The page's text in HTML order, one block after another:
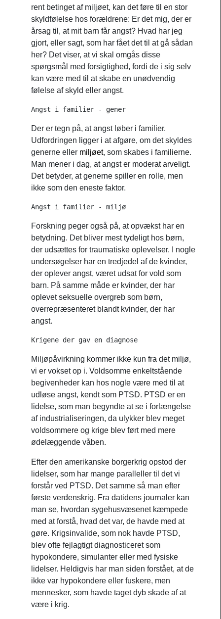
rent betinget af miljøet, kan det føre til en stor
skyldfølelse hos forældrene: Er det mig, der er
årsag til, at mit barn får angst? Hvad har jeg
gjort, eller sagt, som har fået det til at gå sådan
her? Det viser, at vi skal omgås disse
spørgsmål med forsigtighed, fordi de i sig selv
kan være med til at skabe en unødvendig
følelse af skyld eller angst.
Angst i familier - gener
Der er tegn på, at angst løber i familier.
Udfordringen ligger i at afgøre, om det skyldes
generne eller miljøet, som skabes i familierne.
Man mener i dag, at angst er moderat arveligt.
Det betyder, at generne spiller en rolle, men
ikke som den eneste faktor.
Angst i familier - miljø
Forskning peger også på, at opvækst har en
betydning. Det bliver mest tydeligt hos børn,
der udsættes for traumatiske oplevelser. I nogle
undersøgelser har en tredjedel af de kvinder,
der oplever angst, været udsat for vold som
barn. På samme måde er kvinder, der har
oplevet seksuelle overgreb som børn,
overrepræsenteret blandt kvinder, der har
angst.
Krigene der gav en diagnose
Miljøpåvirkning kommer ikke kun fra det miljø,
vi er vokset op i. Voldsomme enkeltstående
begivenheder kan hos nogle være med til at
udløse angst, kendt som PTSD. PTSD er en
lidelse, som man begyndte at se i forlængelse
af industrialiseringen, da ulykker blev meget
voldsommere og krige blev ført med mere
ødelæggende våben.
Efter den amerikanske borgerkrig opstod der
lidelser, som har mange paralleller til det vi
forstår ved PTSD. Det samme så man efter
første verdenskrig. Fra datidens journaler kan
man se, hvordan sygehusvæsenet kæmpede
med at forstå, hvad det var, de havde med at
gøre. Krigsinvalide, som nok havde PTSD,
blev ofte fejlagtigt diagnosticeret som
hypokondere, simulanter eller med fysiske
lidelser. Heldigvis har man siden forstået, at de
ikke var hypokondere eller fuskere, men
mennesker, som havde taget dyb skade af at
være i krig.